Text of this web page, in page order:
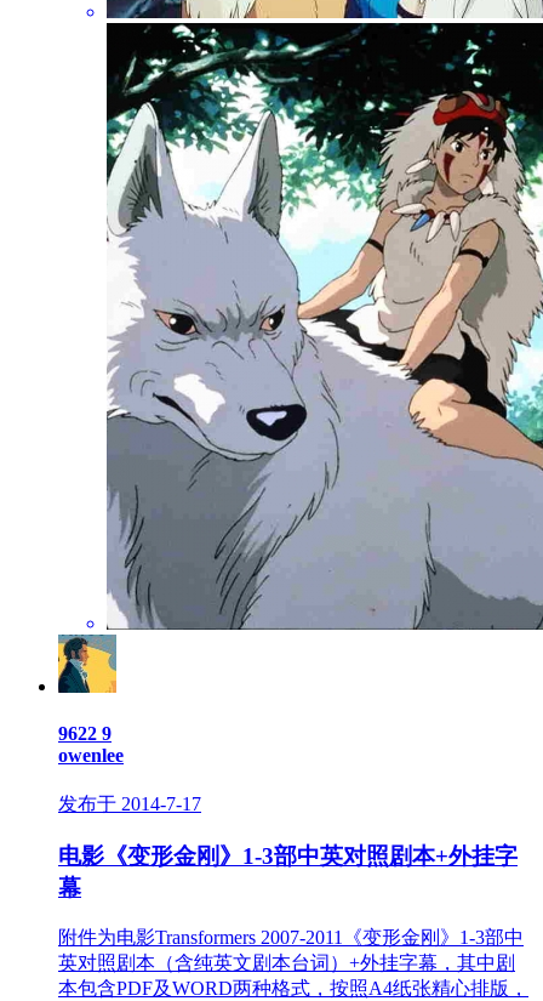
9622 9
owenlee
发布于 2014-7-17
电影《变形金刚》1-3部中英对照剧本+外挂字
幕
附件为电影Transformers 2007-2011《变形金刚》1-3部中
英对照剧本（含纯英文剧本台词）+外挂字幕，其中剧
本包含PDF及WORD两种格式，按照A4纸张精心排版，